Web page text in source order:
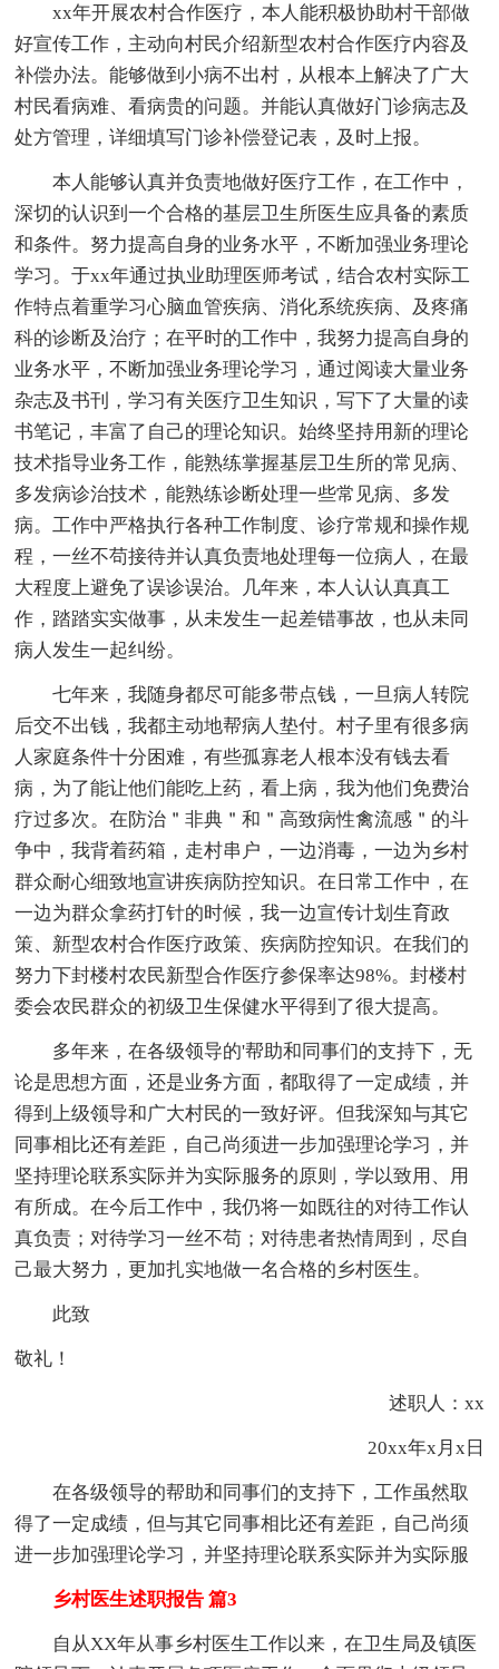
xx年开展农村合作医疗，本人能积极协助村干部做
好宣传工作，主动向村民介绍新型农村合作医疗内容及
补偿办法。能够做到小病不出村，从根本上解决了广大
村民看病难、看病贵的问题。并能认真做好门诊病志及
处方管理，详细填写门诊补偿登记表，及时上报。
本人能够认真并负责地做好医疗工作，在工作中，
深切的认识到一个合格的基层卫生所医生应具备的素质
和条件。努力提高自身的业务水平，不断加强业务理论
学习。于xx年通过执业助理医师考试，结合农村实际工
作特点着重学习心脑血管疾病、消化系统疾病、及疼痛
科的诊断及治疗；在平时的工作中，我努力提高自身的
业务水平，不断加强业务理论学习，通过阅读大量业务
杂志及书刊，学习有关医疗卫生知识，写下了大量的读
书笔记，丰富了自己的理论知识。始终坚持用新的理论
技术指导业务工作，能熟练掌握基层卫生所的常见病、
多发病诊治技术，能熟练诊断处理一些常见病、多发
病。工作中严格执行各种工作制度、诊疗常规和操作规
程，一丝不苟接待并认真负责地处理每一位病人，在最
大程度上避免了误诊误治。几年来，本人认认真真工
作，踏踏实实做事，从未发生一起差错事故，也从未同
病人发生一起纠纷。
七年来，我随身都尽可能多带点钱，一旦病人转院
后交不出钱，我都主动地帮病人垫付。村子里有很多病
人家庭条件十分困难，有些孤寡老人根本没有钱去看
病，为了能让他们能吃上药，看上病，我为他们免费治
疗过多次。在防治＂非典＂和＂高致病性禽流感＂的斗
争中，我背着药箱，走村串户，一边消毒，一边为乡村
群众耐心细致地宣讲疾病防控知识。在日常工作中，在
一边为群众拿药打针的时候，我一边宣传计划生育政
策、新型农村合作医疗政策、疾病防控知识。在我们的
努力下封楼村农民新型合作医疗参保率达98%。封楼村
委会农民群众的初级卫生保健水平得到了很大提高。
多年来，在各级领导的'帮助和同事们的支持下，无
论是思想方面，还是业务方面，都取得了一定成绩，并
得到上级领导和广大村民的一致好评。但我深知与其它
同事相比还有差距，自己尚须进一步加强理论学习，并
坚持理论联系实际并为实际服务的原则，学以致用、用
有所成。在今后工作中，我仍将一如既往的对待工作认
真负责；对待学习一丝不苟；对待患者热情周到，尽自
己最大努力，更加扎实地做一名合格的乡村医生。
此致
敬礼！
述职人：xx
20xx年x月x日
在各级领导的帮助和同事们的支持下，工作虽然取
得了一定成绩，但与其它同事相比还有差距，自己尚须
进一步加强理论学习，并坚持理论联系实际并为实际服
乡村医生述职报告 篇3
自从XX年从事乡村医生工作以来，在卫生局及镇医